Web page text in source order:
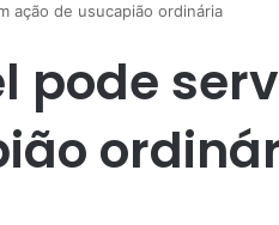
ação de usucapião ordinária
pode